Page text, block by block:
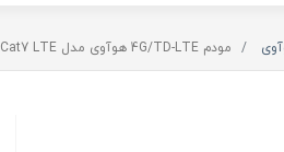
مودم 4G/TD-LTE هوآوی مدل E5785-320a Cat7 LTE